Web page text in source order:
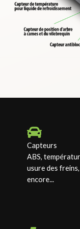
Capteurs
ABS,
usure des
encore...